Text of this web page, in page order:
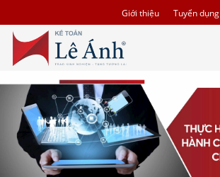
Giới thiệu Tuyển dụng